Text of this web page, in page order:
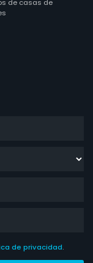
de casas de
de privacidad.